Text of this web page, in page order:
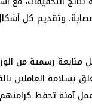
وتقديم كل
رسمية من
بسلامة العاملين
آمنة تحفظ كرامتهم